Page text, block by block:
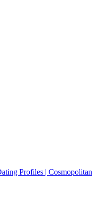
Profiles | Cosmopolitan